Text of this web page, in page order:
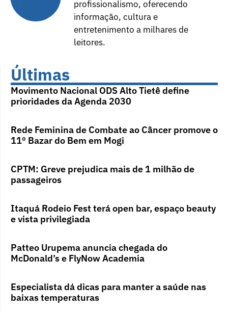
profissionalismo, oferecendo
informação, cultura e
entretenimento a milhares de
leitores.
Últimas
Movimento Nacional ODS Alto Tietê define
prioridades da Agenda 2030
Rede Feminina de Combate ao Câncer promove o
11º Bazar do Bem em Mogi
CPTM: Greve prejudica mais de 1 milhão de
passageiros
Itaquá Rodeio Fest terá open bar, espaço beauty
e vista privilegiada
Patteo Urupema anuncia chegada do
McDonald’s e FlyNow Academia
Especialista dá dicas para manter a saúde nas
baixas temperaturas